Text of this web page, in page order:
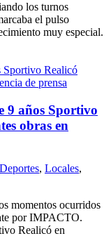
los turnos
el pulso
muy especial.
9 años Sportivo
obras en
Deportes, Locales,
momentos ocurridos
por IMPACTO.
Realicó en